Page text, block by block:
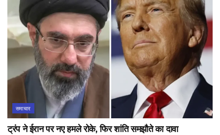
समाचार
ट्रंप ने ईरान पर नए हमले रोके, फिर शांति समझौते का दावा